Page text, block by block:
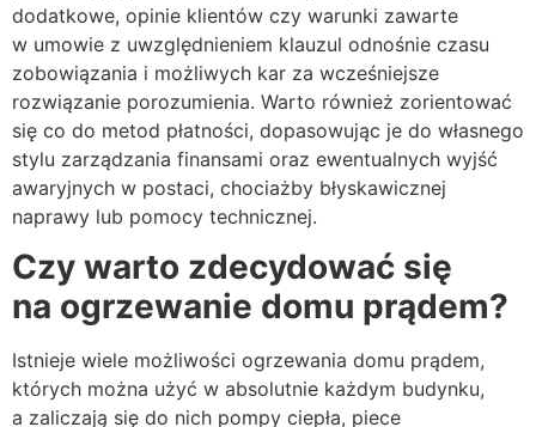
dodatkowe, opinie klientów czy warunki zawarte
w umowie z uwzględnieniem klauzul odnośnie czasu
zobowiązania i możliwych kar za wcześniejsze
rozwiązanie porozumienia. Warto również zorientować
się co do metod płatności, dopasowując je do własnego
stylu zarządzania finansami oraz ewentualnych wyjść
awaryjnych w postaci, chociażby błyskawicznej
naprawy lub pomocy technicznej.
Czy warto zdecydować się
na ogrzewanie domu prądem?
Istnieje wiele możliwości ogrzewania domu prądem,
których można użyć w absolutnie każdym budynku,
a zaliczają się do nich pompy ciepła, piece